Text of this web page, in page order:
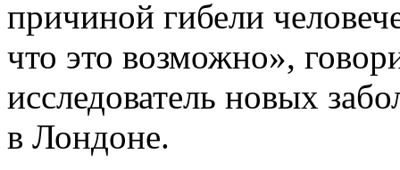
причиной гибели
что это возможно»,
исследователь новых
в Лондоне.